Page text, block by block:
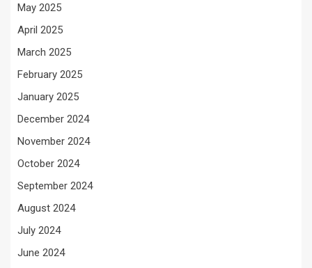
May 2025
April 2025
March 2025
February 2025
January 2025
December 2024
November 2024
October 2024
September 2024
August 2024
July 2024
June 2024